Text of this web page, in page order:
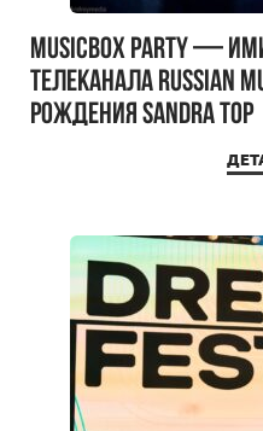
MUSICBOX PARTY —
телеканала RUSSIAN
рождения Sandra Top